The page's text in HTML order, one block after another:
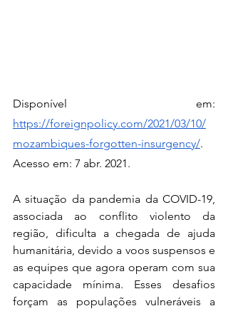
https://foreignpolicy.com/2021/03/10/
mozambiques-forgotten-insurgency/.
Acesso em: 7 abr. 2021.
A situação da pandemia da COVID-19,
associada ao conflito violento da
região, dificulta a chegada de ajuda
humanitária, devido a voos suspensos e
as equipes que agora operam com sua
capacidade mínima. Esses desafios
forçam as populações vulneráveis ​​a